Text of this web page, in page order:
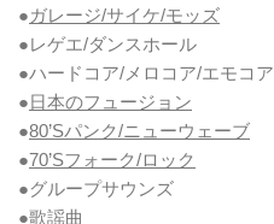
●ガレージ/サイケ/モッズ
●レゲエ/ダンスホール
●ハードコア/メロコア/エモコア
●日本のフュージョン
●80’Sパンク/ニューウェーブ
●70’Sフォーク/ロック
●グループサウンズ
●歌謡曲